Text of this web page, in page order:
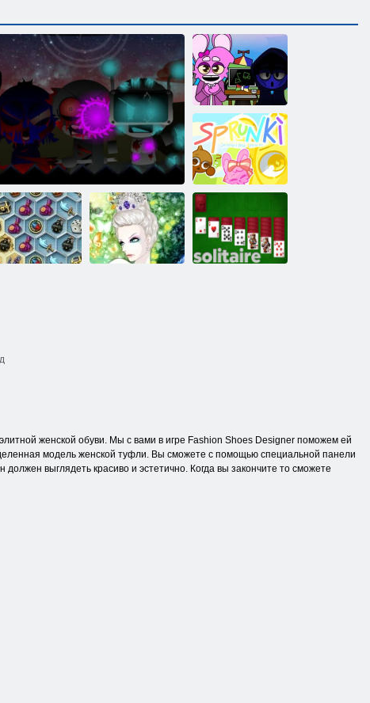
Смертельные
Спрунки
Спрунки поют
женской обуви. Мы с вами в игре Fashion Shoes Designer поможем ей
модель женской туфли. Вы сможете с помощью специальной панели
выглядеть красиво и эстетично. Когда вы закончите то сможете